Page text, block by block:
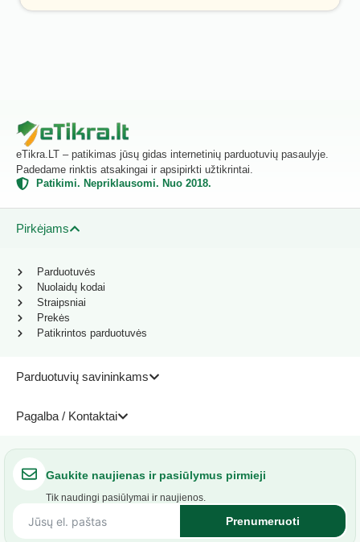
eTikra.LT – patikimas jūsų gidas internetinių parduotuvių pasaulyje.
Padedame rinktis atsakingai ir apsipirkti užtikrintai.
Patikimi. Nepriklausomi. Nuo 2018.
Pirkėjams
Parduotuvių savininkams
Pagalba / Kontaktai
Parduotuvės
Nuolaidų kodai
Straipsniai
Prekės
Patikrintos parduotuvės
Gaukite naujienas ir pasiūlymus pirmieji
Tik naudingi pasiūlymai ir naujienos.
Prenumeruoti